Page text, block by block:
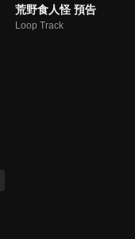
荒野食人怪 預告
Loop Track